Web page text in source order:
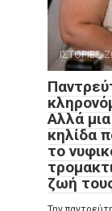
ΙΣΤΟΡΙΕΣ
Αλλά
κηλίδα
το
ζωή